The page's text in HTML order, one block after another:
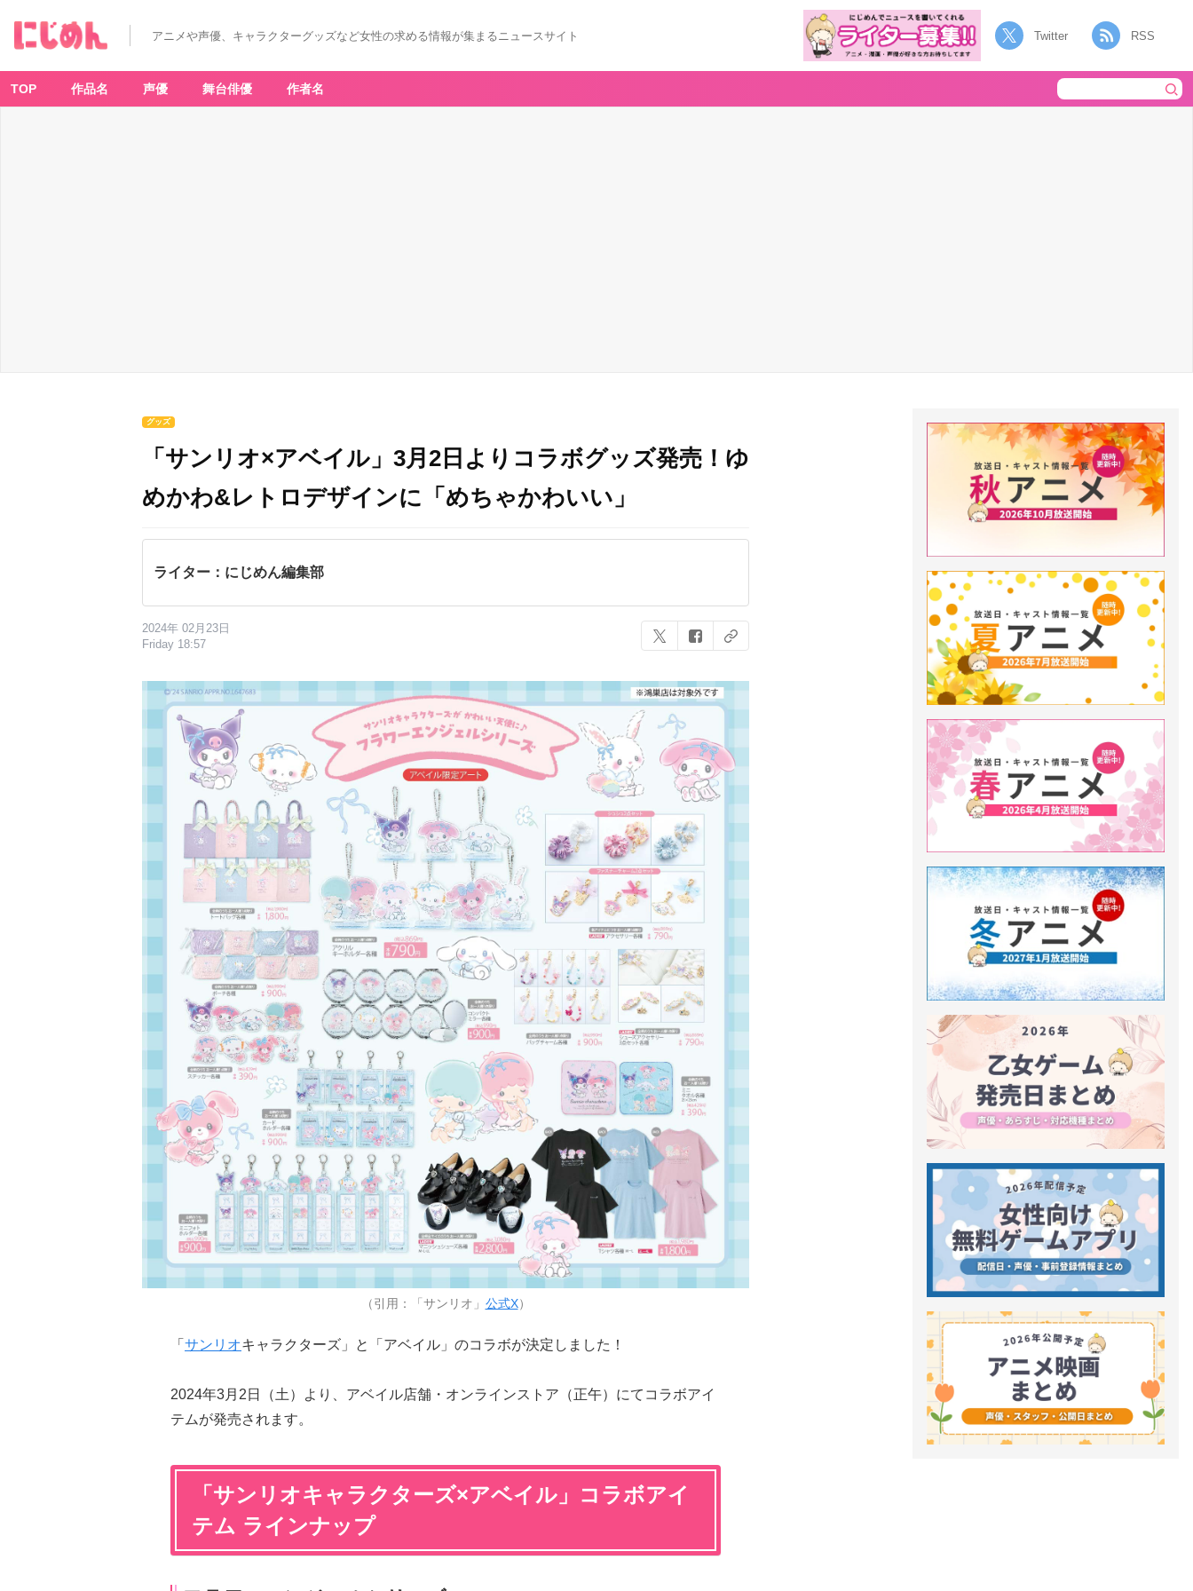
アニメや声優、キャラクターグッズなど女性の求める情報が集まるニュースサイト Twitter RSS
TOP 作品名 声優 舞台俳優 作者名
グッズ
「サンリオ×アベイル」3月2日よりコラボグッズ発売！ゆ
めかわ&レトロデザインに「めちゃかわいい」
ライター：にじめん編集部
2024年 02月23日
Friday 18:57
（引用：「サンリオ」 公式X）
「 サンリオキャラクターズ」と「アベイル」のコラボが決定しました！
2024年3月2日（土）より、アベイル店舗・オンラインストア（正午）にてコラボアイ
テムが発売されます。
「サンリオキャラクターズ×アベイル」コラボアイ
テム ラインナップ